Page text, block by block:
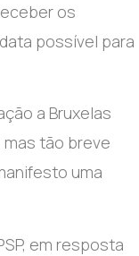
os
possível para
a Bruxelas
tão breve
uma
em resposta